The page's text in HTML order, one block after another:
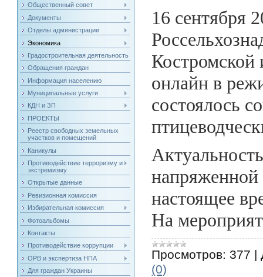
Общественный совет
Документы
Отделы администрации
Экономика
Градостроительная деятельность
Обращения граждан
Информация населению
Муниципальные услуги
КДН и ЗП
ПРОЕКТЫ
Реестр свободных земельных
участков и помещений
Каникулы
Противодействие терроризму и
экстремизму
Открытые данные
Ревизионная комиссия
Избирательная комиссия
Фотоальбомы
Контакты
Противодействие коррупции
ОРВ и экспертиза НПА
Для граждан Украины
16 сентября
Костромской
онлайн в
состоялось
напряженной
настоящее
На
Просмотров: 377 |
(0)